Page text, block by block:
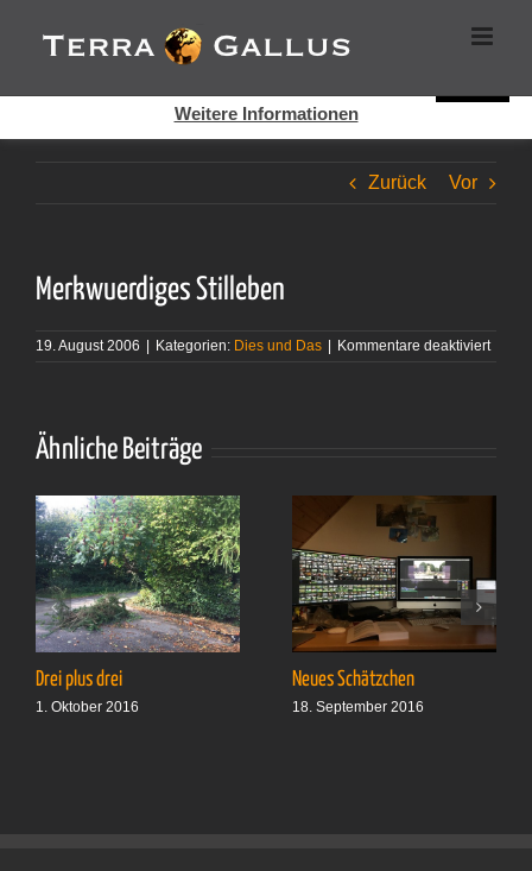
Inhalt
springen
Zurück Vor
Merkwuerdiges Stilleben
19. August 2006 Kategorien: Dies und Das Kommentare deaktiviertfür
Ähnliche Beiträge
Drei plus drei
1. Oktober 2016
Neues Schätzchen
18. September 2016
Cookies helfen auf auf dieser Seite bei der Bereitstellung der
Dienste. Durch die Nutzung dieser Webseite erklären Sie sich
Weitere Informationen